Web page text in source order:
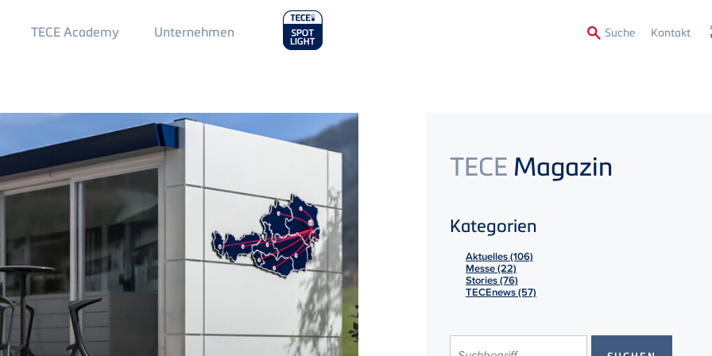
TECE Academy Main
Menu
Unternehmen Suche Kontakt
TECE Magazin
Kategorien
Aktuelles (106)
Messe (22)
Stories (76)
TECEnews (57)